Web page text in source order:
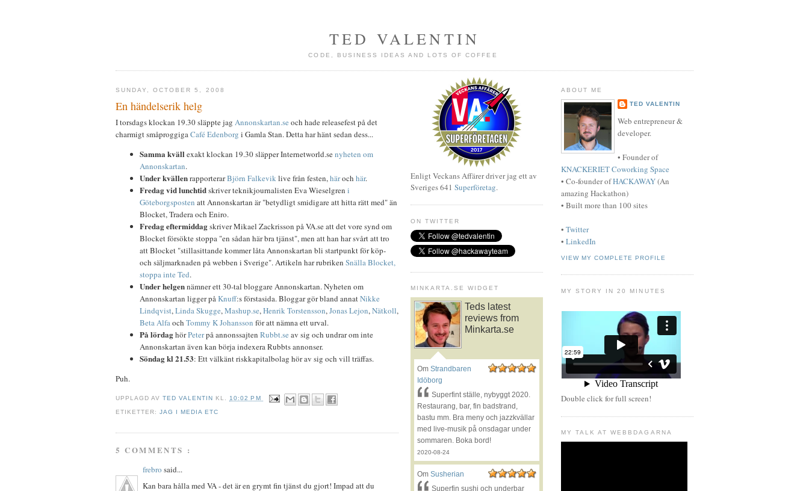
TED VALENTIN
CODE, BUSINESS IDEAS AND LOTS OF COFFEE
SUNDAY, OCTOBER 5, 2008
En händelserik helg
I torsdags klockan 19.30 släppte jag Annonskartan.se och hade releasefest på det
charmigt småproggigaCafé Edenborg i Gamla Stan. Detta har hänt sedan dess...
Samma kväll exakt klockan 19.30 släpper Internetworld.senyheten om
Annonskartan.
Under kvällenrapporterarBjörn Falkeviklive från festen,häroch här.
Fredag vid lunchtidskriver teknikjournalisten Eva Wieselgren i
Göteborgsposten att Annonskartan är "betydligt smidigare att hitta rätt med" än
Blocket, Tradera och Eniro.
Fredag eftermiddagskriver Mikael Zackrisson på VA.se att det vore synd om
Blocket försökte stoppa "en sådan här bra tjänst", men att han har svårt att tro
att Blocket "stillasittande kommer låta Annonskartan bli startpunkt för köp-
och säljmarknaden på webben i Sverige". Artikeln har rubriken Snälla Blocket,
stoppa inte Ted.
Under helgennämner ett 30-tal bloggare Annonskartan. Nyheten om
Annonskartan ligger påKnuff:s förstasida. Bloggar gör bland annatNikke
Lindqvist,Linda Skugge,Mashup.se,Henrik Torstensson,Jonas Lejon,Nätkoll,
Beta Alfaoch Tommy K Johansson för att nämna ett urval.
På lördaghörPeterpå annonssajten Rubbt.se av sig och undrar om inte
Annonskartan även kan börja indexera Rubbts annonser.
Söndag kl 21.53: Ett välkänt riskkapitalbolag hör av sig och vill träffas.
Puh.
UPPLAGD AVTED VALENTIN KL.10:02 PM
ETIKETTER:JAG I MEDIA ETC
5 COMMENTS :
frebro said...
Kan bara hålla med VA - det är en grymt fin tjänst du gjort! Impad att du
ABOUT ME
TED VALENTIN
Web entrepreneur &
developer.
• Founder of
KNACKERIET Coworking Space
• Co-founder ofHACKAWAY(An
amazing Hackathon)
• Built more than 100 sites
• Twitter
• LinkedIn
VIEW MY COMPLETE PROFILE
MY STORY IN 20 MINUTES
Double click for full screen!
MY TALK AT WEBBDAGARNA
Enligt Veckans Affärer driver jag ett av
Sveriges 641 Superföretag.
ON TWITTER
MINKARTA.SE WIDGET
Teds latest
reviews from
Minkarta.se
Om Strandbaren
Idöborg
Superfint ställe, nybyggt 2020.
Restaurang, bar, fin badstrand,
bastu mm. Bra meny och jazzkvällar
med live-musik på onsdagar under
sommaren. Boka bord!
2020-08-24
Om Susherian
Superfin sushi och underbar